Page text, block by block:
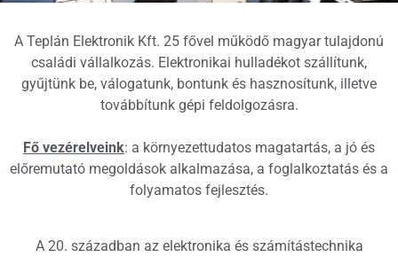
A Teplán Elektronik Kft. 25 fővel működő magyar tulajdonú
családi vállalkozás. Elektronikai hulladékot szállítunk,
gyűjtünk be, válogatunk, bontunk és hasznosítunk, illetve
továbbítunk gépi feldolgozásra.
Fő vezérelveink: a környezettudatos magatartás, a jó és
előremutató megoldások alkalmazása, a foglalkoztatás és a
folyamatos fejlesztés.
A 20. században az elektronika és számítástechnika